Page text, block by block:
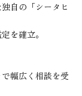
自の「シータヒ
を確立。
幅広く相談を受